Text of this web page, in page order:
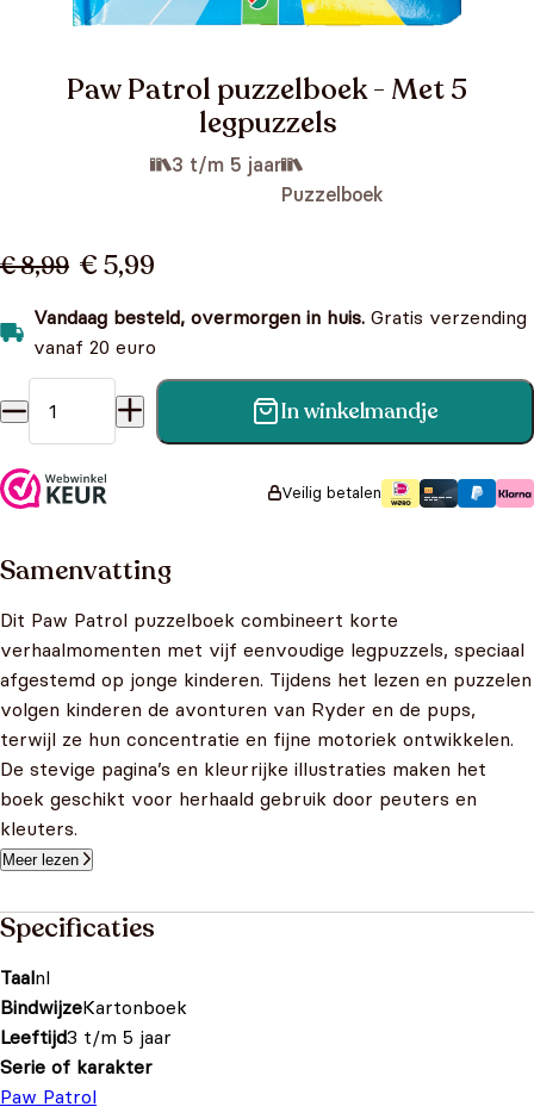
Paw Patrol puzzelboek - Met 5
legpuzzels
3 t/m 5 jaar
Puzzelboek
€ 8,99 € 5,99
Vandaag besteld, overmorgen in huis. Gratis verzending
vanaf 20 euro
Paw Patrol puzzelboek - Met 5 legpuzzels aantal
In winkelmandje
Veilig betalen
Samenvatting
Dit Paw Patrol puzzelboek combineert korte
verhaalmomenten met vijf eenvoudige legpuzzels, speciaal
afgestemd op jonge kinderen. Tijdens het lezen en puzzelen
volgen kinderen de avonturen van Ryder en de pups,
terwijl ze hun concentratie en fijne motoriek ontwikkelen.
De stevige pagina’s en kleurrijke illustraties maken het
boek geschikt voor herhaald gebruik door peuters en
kleuters.
Meer lezen
Specificaties
Taalnl
BindwijzeKartonboek
Leeftijd3 t/m 5 jaar
Serie of karakter
Paw Patrol